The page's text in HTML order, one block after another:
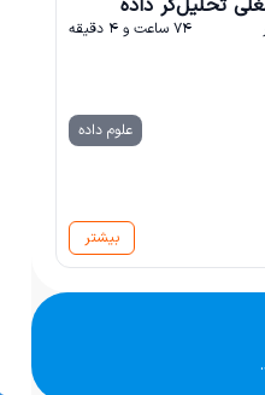
علوم داده
بیشتر